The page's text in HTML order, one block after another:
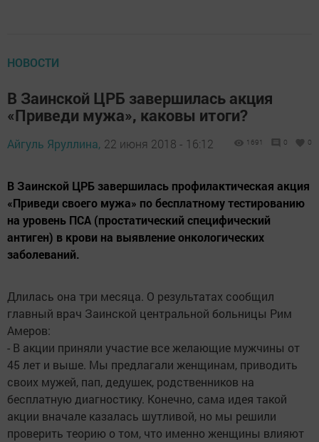
НОВОСТИ
В Заинской ЦРБ завершилась акция
«Приведи мужа», каковы итоги?
Айгуль Яруллина, 22 июня 2018 - 16:12 1691 0 0
В Заинской ЦРБ завершилась профилактическая акция
«Приведи своего мужа» по бесплатному тестированию
на уровень ПСА (простатический специфический
антиген) в крови на выявление онкологических
заболеваний.
Длилась она три месяца. О результатах сообщил
главный врач Заинской центральной больницы Рим
Амеров:
- В акции приняли участие все желающие мужчины от
45 лет и выше. Мы предлагали женщинам, приводить
своих мужей, пап, дедушек, родственников на
бесплатную диагностику. Конечно, сама идея такой
акции вначале казалась шутливой, но мы решили
проверить теорию о том, что именно женщины влияют